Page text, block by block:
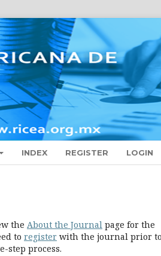
INDEX REGISTER LOGIN
the About the Journal page for the
to register with the journal prior to
step process.